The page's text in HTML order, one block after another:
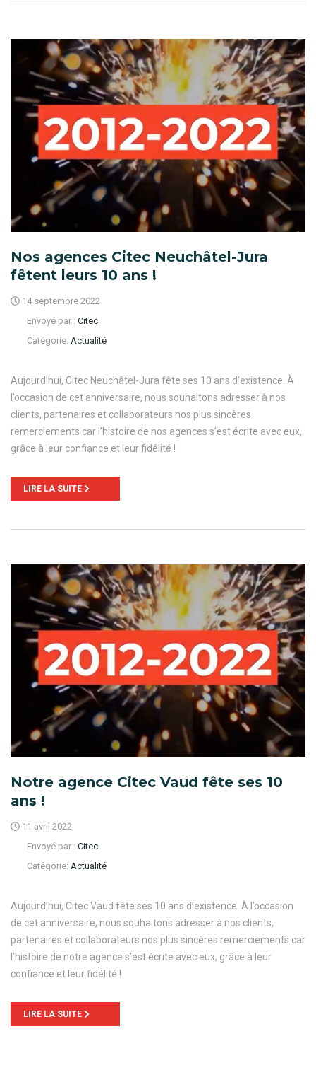
Nos agences Citec Neuchâtel-Jura
fêtent leurs 10 ans !
14 septembre 2022
Envoyé par : Citec
Catégorie: Actualité
Aujourd’hui, Citec Neuchâtel-Jura fête ses 10 ans d’existence. À
l’occasion de cet anniversaire, nous souhaitons adresser à nos
clients, partenaires et collaborateurs nos plus sincères
remerciements car l’histoire de nos agences s’est écrite avec eux,
grâce à leur confiance et leur fidélité !
LIRE LA SUITE
Notre agence Citec Vaud fête ses 10
ans !
11 avril 2022
Envoyé par : Citec
Catégorie: Actualité
Aujourd’hui, Citec Vaud fête ses 10 ans d’existence. À l’occasion
de cet anniversaire, nous souhaitons adresser à nos clients,
partenaires et collaborateurs nos plus sincères remerciements car
l’histoire de notre agence s’est écrite avec eux, grâce à leur
confiance et leur fidélité !
LIRE LA SUITE